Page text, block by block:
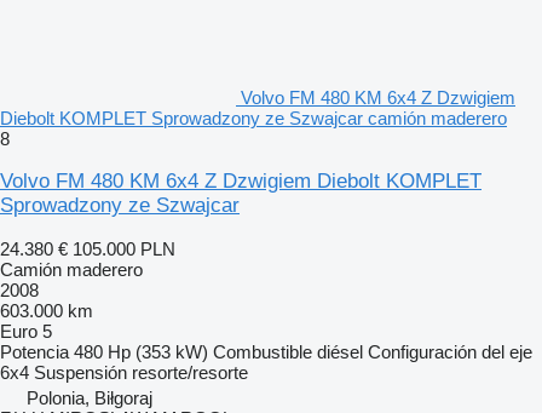
Volvo FM 480 KM 6x4 Z Dzwigiem
Diebolt KOMPLET Sprowadzony ze Szwajcar camión maderero
8
Volvo FM 480 KM 6x4 Z Dzwigiem Diebolt KOMPLET
Sprowadzony ze Szwajcar
24.380 € 105.000 PLN
Camión maderero
2008
603.000 km
Euro 5
Potencia 480 Hp (353 kW) Combustible diésel Configuración del eje
6x4 Suspensión resorte/resorte
Polonia, Biłgoraj